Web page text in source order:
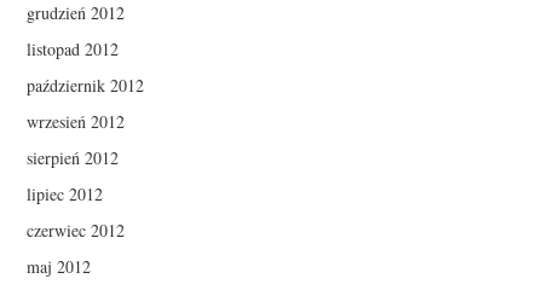
grudzień 2012
listopad 2012
październik 2012
wrzesień 2012
sierpień 2012
lipiec 2012
czerwiec 2012
maj 2012